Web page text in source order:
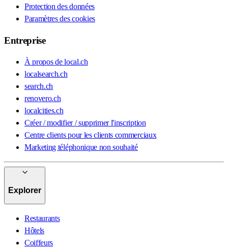
Protection des données
Paramètres des cookies
Entreprise
À propos de local.ch
localsearch.ch
search.ch
renovero.ch
localcities.ch
Créer / modifier / supprimer l'inscription
Centre clients pour les clients commerciaux
Marketing téléphonique non souhaité
Explorer
Restaurants
Hôtels
Coiffeurs